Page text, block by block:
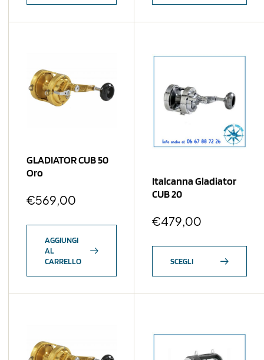
GLADIATOR CUB 50
Oro
€569,00
AGGIUNGI
AL
CARRELLO
Italcanna Gladiator
CUB 20
€479,00
SCEGLI